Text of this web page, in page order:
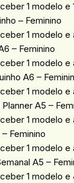
1 modelo e
– Feminino
1 modelo e
– Feminino
1 modelo e
A6 –
1 modelo e
A5 –
1 modelo e
Feminino
1 modelo e
A5 –
1 modelo e